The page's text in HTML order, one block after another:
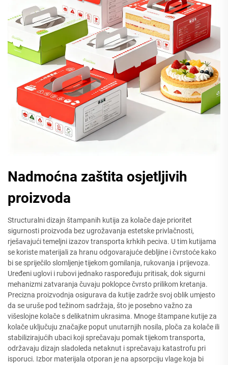
Nadmoćna zaštita osjetljivih
proizvoda
Structuralni dizajn štampanih kutija za kolače daje prioritet
sigurnosti proizvoda bez ugrožavanja estetske privlačnosti,
rješavajući temeljni izazov transporta krhkih peciva. U tim kutijama
se koriste materijali za hranu odgovarajuće debljine i čvrstoće kako
bi se spriječilo slomljenje tijekom gomilanja, rukovanja i prijevoza.
Uređeni uglovi i rubovi jednako raspoređuju pritisak, dok sigurni
mehanizmi zatvaranja čuvaju poklopce čvrsto prilikom kretanja.
Precizna proizvodnja osigurava da kutije zadrže svoj oblik umjesto
da se uruše pod težinom sadržaja, što je posebno važno za
višeslojne kolače s delikatnim ukrasima. Mnoge štampane kutije za
kolače uključuju značajke poput unutarnjih nosila, ploča za kolače ili
stabilizirajućih ubaci koji sprečavaju pomak tijekom transporta,
održavaju dizajn sladoleda netaknut i sprečavaju katastrofu pri
isporuci. Izbor materijala otporan je na apsorpciju vlage koja bi